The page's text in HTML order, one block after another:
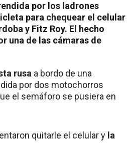
por los ladrones
para chequear el celular
y Fitz Roy. El hecho
una de las cámaras de
rusa a bordo de una
por dos motochorros
el semáforo se pusiera en
quitarle el celular y la